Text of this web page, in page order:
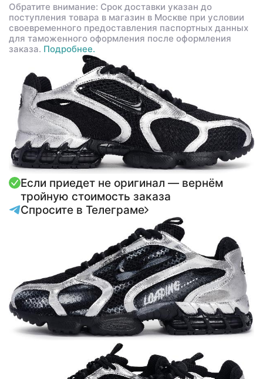
Обратите внимание: Срок доставки указан до
поступления товара в магазин в Москве при условии
своевременного предоставления паспортных данных
для таможенного оформления после оформления
заказа. Подробнее.
Если приедет не оригинал — вернём
тройную стоимость заказа
Спросите в Телеграме